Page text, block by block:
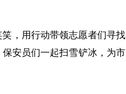
笑，用行动带领志愿者们寻找
安员们一起扫雪铲冰，为市